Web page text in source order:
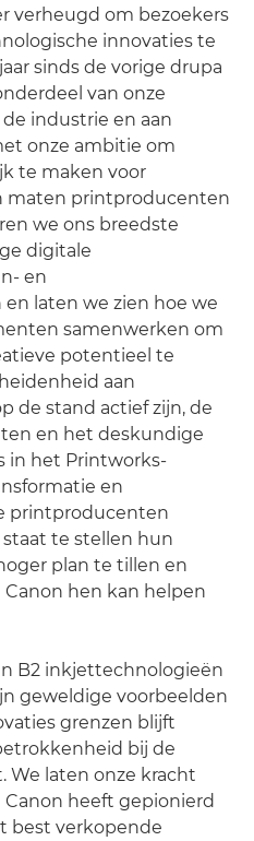
verheugd om bezoekers
innovaties te
sinds de vorige drupa
van onze
industrie en aan
onze ambitie om
te maken voor
maten printproducenten
we ons breedste
digitale
en
laten we zien hoe we
samenwerken om
potentieel te
aan
de stand actief zijn, de
en het deskundige
in het Printworks-
en
printproducenten
te stellen hun
plan te tillen en
hen kan helpen
B2 inkjettechnologieën
geweldige voorbeelden
grenzen blijft
bij de
laten onze kracht
heeft gepionierd
best verkopende